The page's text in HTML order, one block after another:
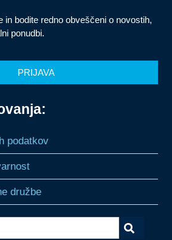
podatkov
družbe
in bodite redno obveščeni o novostih,
ponudbi.
PRIJAVA